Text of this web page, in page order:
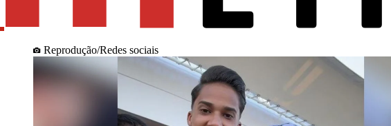
Reprodução/Redes sociais